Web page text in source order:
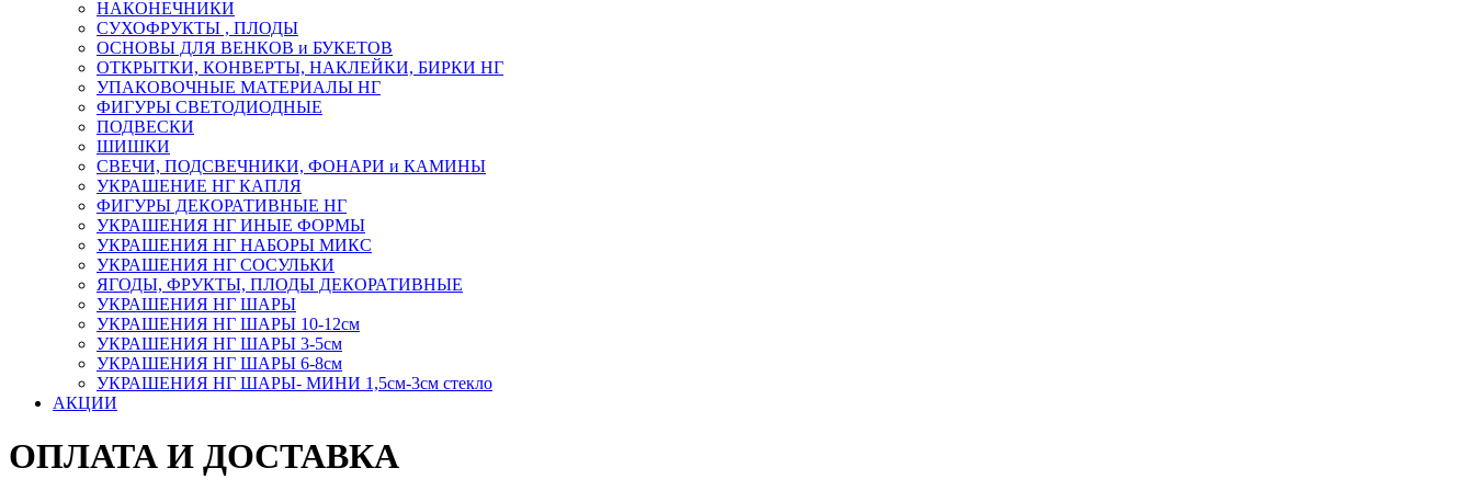
НАКОНЕЧНИКИ
СУХОФРУКТЫ , ПЛОДЫ
ОСНОВЫ ДЛЯ ВЕНКОВ и БУКЕТОВ
ОТКРЫТКИ, КОНВЕРТЫ, НАКЛЕЙКИ, БИРКИ НГ
УПАКОВОЧНЫЕ МАТЕРИАЛЫ НГ
ФИГУРЫ СВЕТОДИОДНЫЕ
ПОДВЕСКИ
ШИШКИ
СВЕЧИ, ПОДСВЕЧНИКИ, ФОНАРИ и КАМИНЫ
УКРАШЕНИЕ НГ КАПЛЯ
ФИГУРЫ ДЕКОРАТИВНЫЕ НГ
УКРАШЕНИЯ НГ ИНЫЕ ФОРМЫ
УКРАШЕНИЯ НГ НАБОРЫ МИКС
УКРАШЕНИЯ НГ СОСУЛЬКИ
ЯГОДЫ, ФРУКТЫ, ПЛОДЫ ДЕКОРАТИВНЫЕ
УКРАШЕНИЯ НГ ШАРЫ
УКРАШЕНИЯ НГ ШАРЫ 10-12см
УКРАШЕНИЯ НГ ШАРЫ 3-5см
УКРАШЕНИЯ НГ ШАРЫ 6-8см
УКРАШЕНИЯ НГ ШАРЫ- МИНИ 1,5см-3см стекло
АКЦИИ
ОПЛАТА И ДОСТАВКА